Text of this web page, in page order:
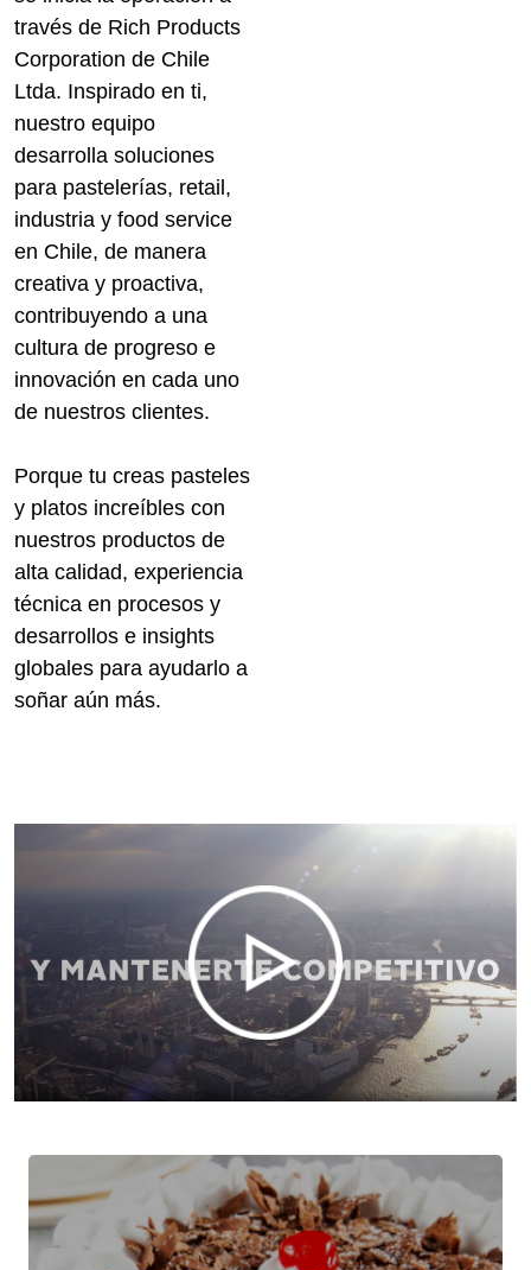
través de Rich Products
Corporation de Chile
Ltda. Inspirado en ti,
nuestro equipo
desarrolla soluciones
para pastelerías, retail,
industria y food service
en Chile, de manera
creativa y proactiva,
contribuyendo a una
cultura de progreso e
innovación en cada uno
de nuestros clientes.
Porque tu creas pasteles
y platos increíbles con
nuestros productos de
alta calidad, experiencia
técnica en procesos y
desarrollos e insights
globales para ayudarlo a
soñar aún más.